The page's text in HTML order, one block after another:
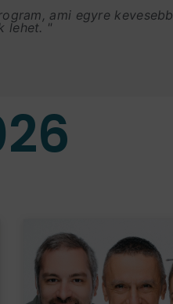
ami egyre
lehet. "